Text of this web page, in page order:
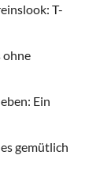
T-
ohne
Ein
gemütlich